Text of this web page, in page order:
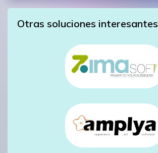
Otras soluciones interesantes